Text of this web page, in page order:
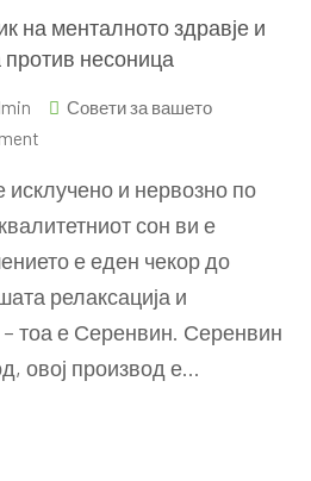
на менталното здравје и
против несоница
Совети за вашето
Заштитник
на
менталното
здравје
исклучено и нервозно по
сон ви е
е еден чекор до
релаксација и
– тоа е Серенвин. Серенвин
овој производ е…